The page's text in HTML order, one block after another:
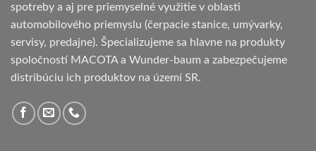
spotreby a aj pre priemyselné využitie v oblasti
automobilového priemyslu (čerpacie stanice, umývarky,
servisy, predajne). Špecializujeme sa hlavne na produkty
spoločností MACOTA a Wunder-baum a zabezpečujeme
distribúciu ich produktov na území SR.